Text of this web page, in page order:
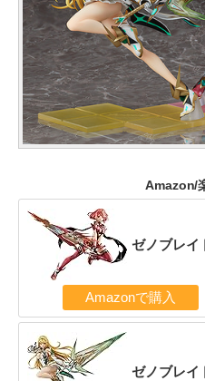
Amazon/
ゼノブレイ
Amazonで購入
ゼノブレイ